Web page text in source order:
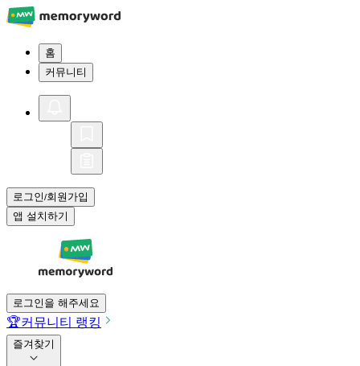
홈
커뮤니티
로그인/회원가입
앱 설치하기
로그인을 해주세요
🏆커뮤니티 랭킹
즐겨찾기